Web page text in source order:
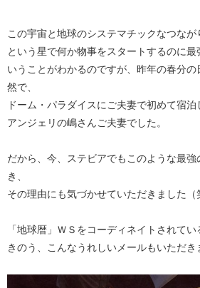
この宇宙と地球のシステマチックなつな
という星で何か物事をスタートするのに最
いうことがわかるのですが、昨年の春分
然で、
ドーム・パラダイスにご夫妻で初めて宿
アンジェリの嶋さんご夫妻でした。
だから、今、ステビアでもこのような最
き、
その理由にも気づかせていただきました（
「地球暦」ＷＳをコーディネイトされて
きのう、こんなうれしいメールもいただき